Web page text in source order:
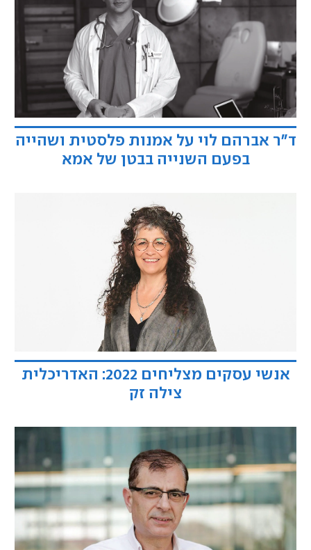
ד"ר אברהם לוי על אמנות פלסטית ושהייה
בפעם השנייה בבטן של אמא
אנשי עסקים מצליחים 2022: האדריכלית
צילה זק